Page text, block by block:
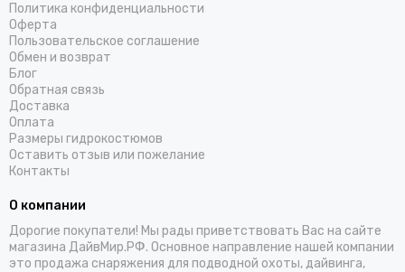
Политика конфиденциальности
Оферта
Пользовательское соглашение
Обмен и возврат
Блог
Обратная связь
Доставка
Оплата
Размеры гидрокостюмов
Оставить отзыв или пожелание
Контакты
О компании
Дорогие покупатели! Мы рады приветствовать Вас на сайте
магазина ДайвМир.РФ. Основное направление нашей компании
это продажа снаряжения для подводной охоты, дайвинга,